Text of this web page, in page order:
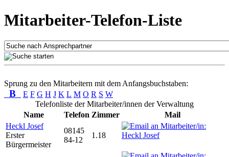
Mitarbeiter-Telefon-Liste
Sprung zu den Mitarbeitern mit dem Anfangsbuchstaben:
B E F G H J K L M O R S W
Telefonliste der Mitarbeiter/innen der Verwaltung
Name
Telefon Zimmer
Mail
Heckl Josef
Erster
Bürgermeister
08145
84-12
1.18